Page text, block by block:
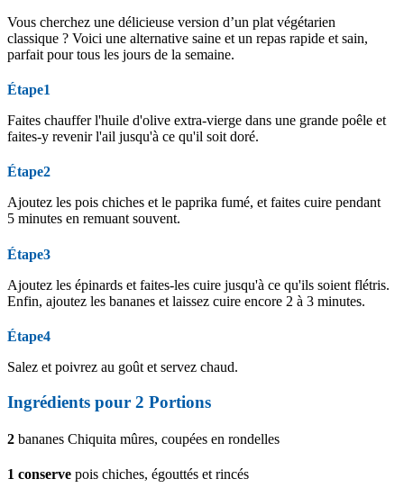
Vous cherchez une délicieuse version d’un plat végétarien
classique ? Voici une alternative saine et un repas rapide et sain,
parfait pour tous les jours de la semaine.
Étape1
Faites chauffer l'huile d'olive extra-vierge dans une grande poêle et
faites-y revenir l'ail jusqu'à ce qu'il soit doré.
Étape2
Ajoutez les pois chiches et le paprika fumé, et faites cuire pendant
5 minutes en remuant souvent.
Étape3
Ajoutez les épinards et faites-les cuire jusqu'à ce qu'ils soient flétris.
Enfin, ajoutez les bananes et laissez cuire encore 2 à 3 minutes.
Étape4
Salez et poivrez au goût et servez chaud.
Ingrédients pour 2 Portions
2 bananes Chiquita mûres, coupées en rondelles
1 conserve pois chiches, égouttés et rincés